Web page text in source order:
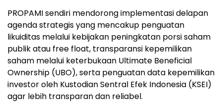
PROPAMI sendiri mendorong implementasi delapan
agenda strategis yang mencakup penguatan
likuiditas melalui kebijakan peningkatan porsi saham
publik atau free float, transparansi kepemilikan
saham melalui keterbukaan Ultimate Beneficial
Ownership (UBO), serta penguatan data kepemilikan
investor oleh Kustodian Sentral Efek Indonesia (KSEI)
agar lebih transparan dan reliabel.